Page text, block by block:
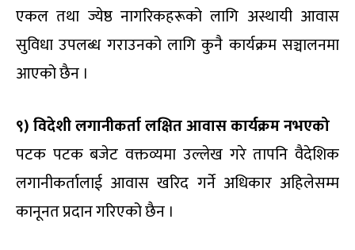
एकल तथा ज्येष्ठ नागरिकहरूको लागि अस्थायी आवास
सुविधा उपलब्ध गराउनको लागि कुनै कार्यक्रम सञ्चालनमा
आएको छैन ।
९) विदेशी लगानीकर्ता लक्षित आवास कार्यक्रम नभएको
पटक पटक बजेट वक्तव्यमा उल्लेख गरे तापनि वैदेशिक
लगानीकर्तालाई आवास खरिद गर्ने अधिकार अहिलेसम्म
कानूनत प्रदान गरिएको छैन ।